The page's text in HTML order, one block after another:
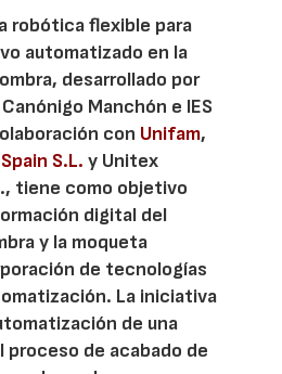
robótica flexible para
automatizado en la
desarrollado por
Manchón e IES
con Unifam,
S.L. y Unitex
tiene como objetivo
digital del
y la moqueta
de tecnologías
La iniciativa
de una
proceso de acabado de